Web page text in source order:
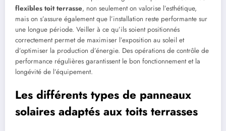
flexibles toit terrasse, non seulement on valorise l’esthétique,
mais on s’assure également que l’installation reste performante sur
une longue période. Veiller à ce qu’ils soient positionnés
correctement permet de maximiser l’exposition au soleil et
d’optimiser la production d’énergie. Des opérations de contrôle de
performance régulières garantissent le bon fonctionnement et la
longévité de l’équipement.
Les différents types de panneaux
solaires adaptés aux toits terrasses